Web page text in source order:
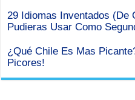
29 Idiomas Inventados (De
Pudieras Usar Como
¿Qué Chile Es Mas
Picores!